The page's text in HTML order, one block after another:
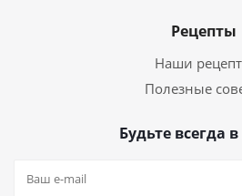
Рецепты
Наши
Полезные
Будьте всегда в